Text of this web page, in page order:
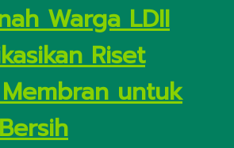
Warga LDII
Riset
untuk